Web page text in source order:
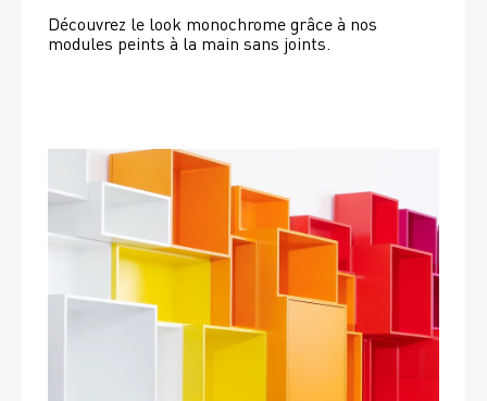
Découvrez le look monochrome grâce à nos
modules peints à la main sans joints.